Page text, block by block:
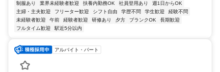
制服あり 業界未経験者歓迎 扶養内勤務OK 社員登用あり
週1日からOK
主婦・主夫歓迎
フリーター歓迎 シフト自由 学歴不問 学生歓迎
経験不問
未経験者歓迎
午前 経験者歓迎 研修あり 夕方 ブランクOK
長期歓迎
フルタイム歓迎
駅近5分以内
アルバイト・パート